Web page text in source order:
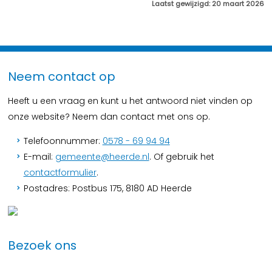
Laatst gewijzigd: 20 maart 2026
Neem contact op
Heeft u een vraag en kunt u het antwoord niet vinden op
onze website? Neem dan contact met ons op.
Telefoonnummer: 0578 - 69 94 94
E-mail: gemeente@heerde.nl. Of gebruik het
contactformulier.
Postadres: Postbus 175, 8180 AD Heerde
Bezoek ons